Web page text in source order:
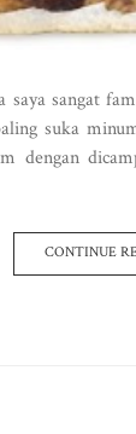
saya sangat
suka
dengan
CONTINUE